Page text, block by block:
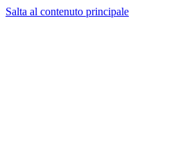
Salta al contenuto principale